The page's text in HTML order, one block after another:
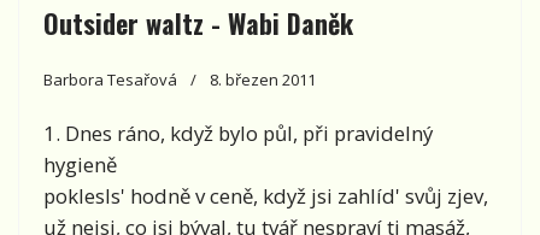
Outsider waltz - Wabi Daněk
Barbora Tesařová 8. březen 2011
1. Dnes ráno, když bylo půl, při pravidelný
hygieně
poklesls' hodně v ceně, když jsi zahlíd' svůj zjev,
už nejsi, co jsi býval, tu tvář nespraví ti masáž,